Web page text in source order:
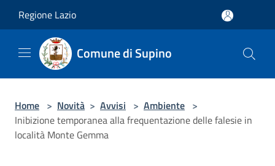
Regione Lazio
Comune di Supino
Home > Novità > Avvisi > Ambiente >
Inibizione temporanea alla frequentazione delle falesie in
località Monte Gemma